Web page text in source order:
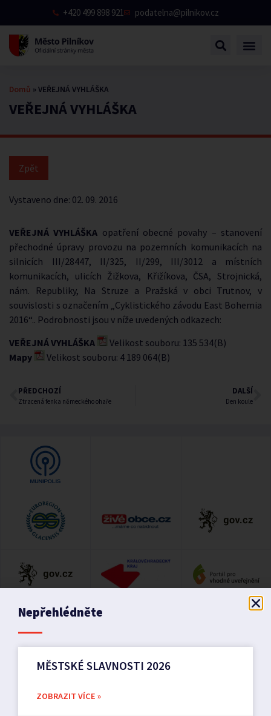
+420 499 898 921 podatelna@pilnikov.cz
VEŘEJNÁ VYHLÁŠKA
Domů » VEŘEJNÁ VYHLÁŠKA
Vystaveno dne: 02. 09. 2016
VEŘEJNÁ VYHLÁŠKA opatření obecné povahy – stanovení
přechodné úpravy provozu na pozemních komunikacích na
silnicích III/28447, II/325, II/299, III/3012 a místních
komunikacích, ulicích Žižkova, Křižíkova, ČSA, Strojnická,
nám. Republiky, Na Struze a Pražská v obci Trutnov, v
souvislosti s označením „Cyklistického závodu East Bohemia
2016“.. Podrobnosti jsou v níže uvedených odkazech:
VEŘEJNÁ VYHLÁŠKA
Velikost souboru: 135 534(B)
Mapy
Velikost souboru: 4 189 064(B)
PŘEDCHOZÍ
Ztracená fenka německého ohaře
DALŠÍ
Den koule
Nepřehlédněte
MĚSTSKÉ SLAVNOSTI 2026
ZOBRAZIT VÍCE »